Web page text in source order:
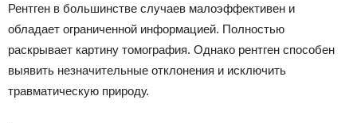
Рентген в большинстве случаев малоэффективен и
обладает ограниченной информацией. Полностью
раскрывает картину томография. Однако рентген способен
выявить незначительные отклонения и исключить
травматическую природу.